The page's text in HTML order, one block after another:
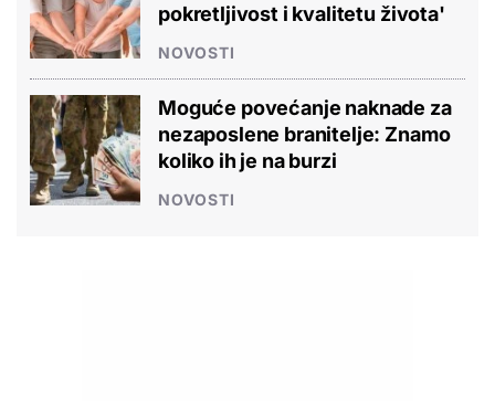
pokretljivost i kvalitetu života'
NOVOSTI
Moguće povećanje naknade za
nezaposlene branitelje: Znamo
koliko ih je na burzi
NOVOSTI